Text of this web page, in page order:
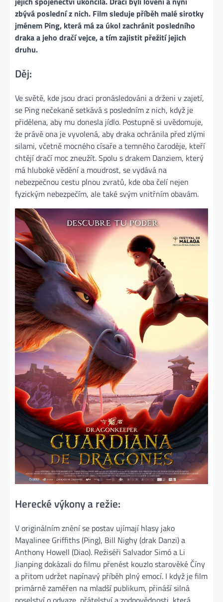
zbývá poslední z nich. Film sleduje příběh malé sirotky
jménem Ping, která má za úkol zachránit posledního
draka a jeho dračí vejce, a tím zajistit přežití jejich
druhu.
Děj:
Ve světě, kde jsou draci pronásledováni a drženi v zajetí,
se Ping nečekaně setkává s posledním z nich, když je
přidělena, aby mu donesla jídlo. Postupně si uvědomuje,
že právě ona je vyvolená, aby draka ochránila před zlými
silami, včetně mocného císaře a temného čaroděje, kteří
chtějí dračí moc zneužít. Spolu s drakem Danziem, který
má hluboké vědění a moudrost, se vydává na
nebezpečnou cestu plnou zvratů, kde oba čelí nejen
fyzickým nebezpečím, ale také svým vnitřním obavám.
Herecké výkony a režie:
V originálním znění se postav ujímají hlasy jako
Mayalinee Griffiths (Ping), Bill Nighy (drak Danzi) a
Anthony Howell (Diao). Režiséři Salvador Simó a Li
Jianping dokázali do filmu přenést kouzlo starověké Číny
a přitom udržet napínavý příběh plný emocí. I když je film
primárně zaměřen na mladší publikum, přináší silná